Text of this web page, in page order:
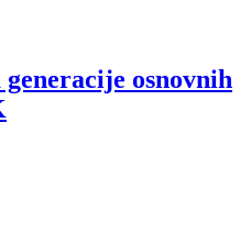
osnovnih